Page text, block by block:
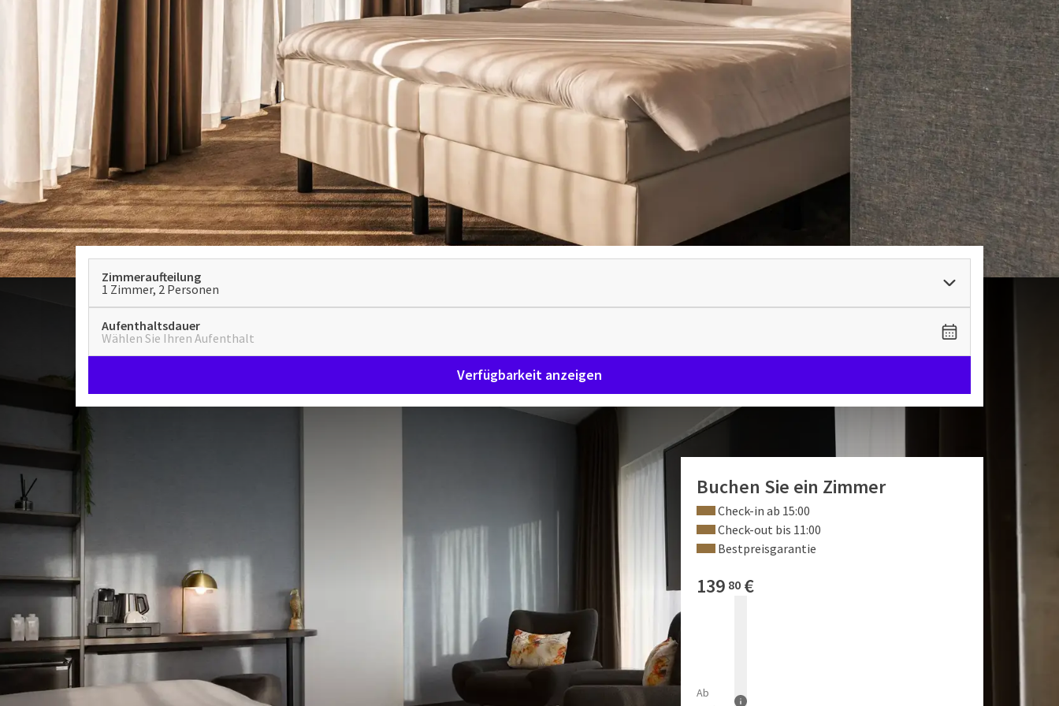
Zimmeraufteilung
1 Zimmer, 2 Personen
Aufenthaltsdauer
Wählen Sie Ihren Aufenthalt
Verfügbarkeit anzeigen
Superior Zimmer
DELUXE-ZIMMER
45m²
Suchen Sie ein Umfeld, in dem Sie arbeiten und sich entspannen können? Dann ist unsere Superior Zimmer mit
Bad das perfekte Zimmer.
Neben allen Standardeinrichtungen verfügt das Zimmer über ein schönes, geräumiges, offenes Badezimmer mit
begehbarer Dusche, Badewanne und einer großen Auswahl an Toilettenartikeln.
Als Sahnehäubchen genießen Sie kostenlosen und unbegrenzten Zugang zu unserem Fitnessstudio und Spa, wo
Sie nach einem anstrengenden Arbeitstag oder einem Besuch in der Stadt Gent entspannen können.Sehen Sie
sich das Spa hieroder das Fitnessstudio hier an
ZIMMER AUSSTATTUNGEN
Badewanne
Bademäntel
Begehbare Dusche
Buchen Sie ein Zimmer
Check-in ab 15:00
Check-out bis 11:00
Bestpreisgarantie
139 80 €
Ab